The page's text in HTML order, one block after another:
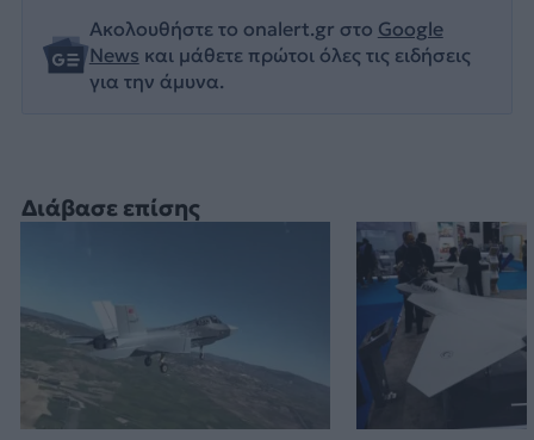
Διάβασε επίσης
Ακολουθήστε το onalert.gr στο Google
News και μάθετε πρώτοι όλες τις ειδήσεις
για την άμυνα.